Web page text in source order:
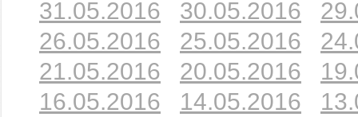
31.05.2016
30.05.2016
26.05.2016
25.05.2016
21.05.2016
20.05.2016
16.05.2016
14.05.2016